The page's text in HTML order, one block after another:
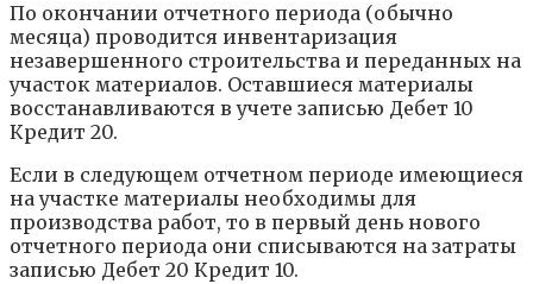
По окончании отчетного периода (обычно
месяца) проводится инвентаризация
незавершенного строительства и переданных на
участок материалов. Оставшиеся материалы
восстанавливаются в учете записью Дебет 10
Кредит 20.
Если в следующем отчетном периоде имеющиеся
на участке материалы необходимы для
производства работ, то в первый день нового
отчетного периода они списываются на затраты
записью Дебет 20 Кредит 10.